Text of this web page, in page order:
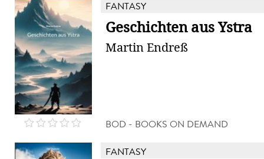
FANTASY
Geschichten aus Ystra
Martin Endreß
BOD - BOOKS ON DEMAND
FANTASY